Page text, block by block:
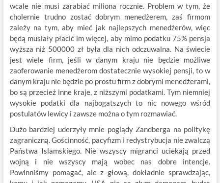
wcale nie musi zarabiać miliona rocznie. Problem w tym, że
cholernie trudno zostać dobrym menedżerem, zaś firmom
zależy na tym, aby mieć jak najlepszych menedżerów, więc
będą musiały płacić im więcej, aby mimo podatku 75% pensja
wyższa niż 500000 zł była dla nich odczuwalna. Na świecie
jest wiele firm, jeśli w danym kraju nie będzie możliwe
zaoferowanie menedżerom dostatecznie wysokiej pensji, to w
danym kraju nie będzie po prostu firm z dobrymi menedżerami,
bo są przecież inne kraje, z niższymi podatkami. Tym niemniej
wysokie podatki dla najbogatszych to nic nowego wśród
postulatów lewicy i zawsze można o tym rozmawiać.
Dużo bardziej uderzyły mnie poglądy Zandberga na politykę
zagraniczną. Gościnność, pacyfizm i redystrybucja nie zwalczą
Państwa Islamskiego. Nie wszyscy migranci uciekają przed
wojną i nie wszyscy mają wobec nas dobre intencje.
Powinniśmy pomagać, ale z głową, dokładnie sprawdzając,